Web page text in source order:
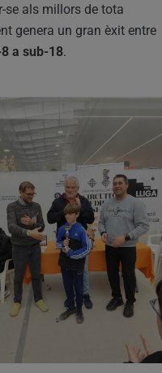
se als millors de tota
genera un gran èxit entre
a sub-18.